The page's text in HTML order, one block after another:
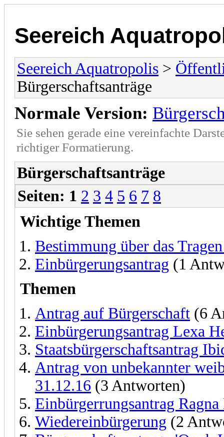
Seereich
Seereich Aquatropolis >
Bürgerschaftsanträge
Normale Version:
Sie sehen gerade eine vereinfachte
richtiger Formatierung.
Bürgerschaftsanträge
Seiten: 1 2 3 4 5 6 7 8
Wichtige Themen
Bestimmung über das
Einbürgerungsantrag (1
Themen
Antrag auf Bürgerschaft (6
Einbürgerungsantrag Lexa
Staatsbürgerschaftsantrag
Antrag von unbekannter
31.12.16 (3 Antworten)
Einbürgerrungsantrag
Wiedereinbürgerung (2